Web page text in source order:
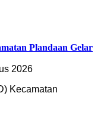
Plandaan Gelar
2026
Kecamatan